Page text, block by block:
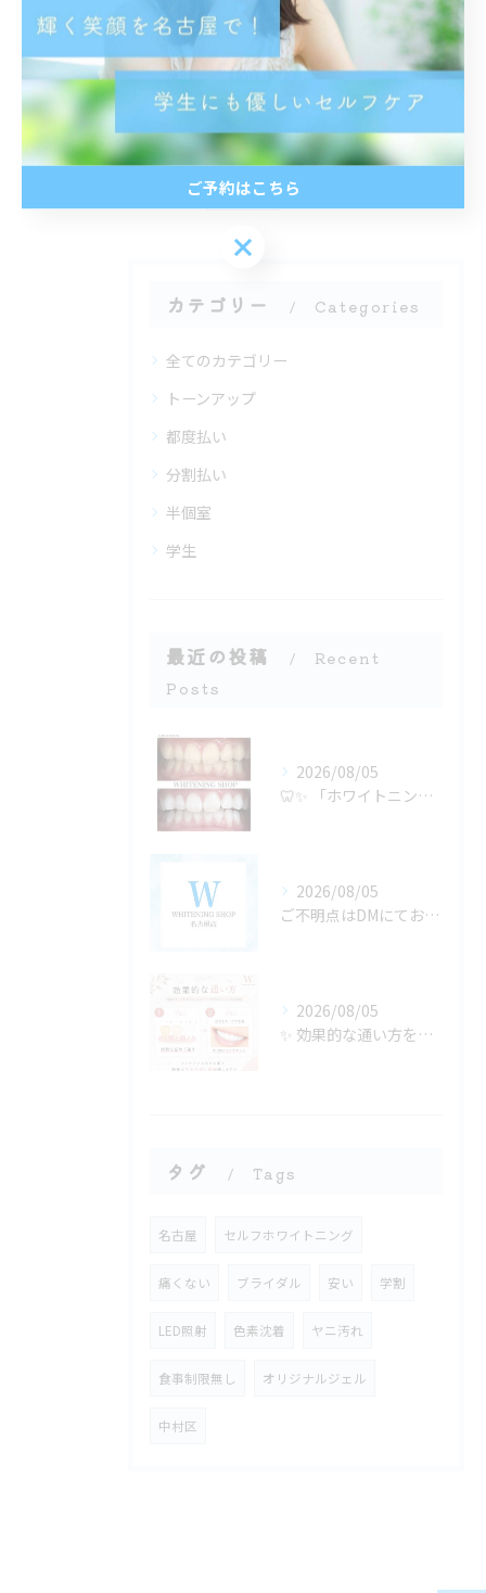
< 前のページ 一覧に戻る 次のページ >
関連タグ
#名古屋
カテゴリー Categories
全てのカテゴリー
トーンアップ
都度払い
分割払い
半個室
学生
最近の投稿
Recent
Posts
2026/08/05
🦷✨ 「ホワイトニングは若い人がするもの」だと思っていません...
2026/08/05
ご不明点はDMにてお気軽にお問い合わせください✨🩷
2026/08/05
✨ 効果的な通い方をご紹介🦷🤍
タグ Tags
名古屋 セルフホワイトニング
痛くない ブライダル 安い 学割
LED照射 色素沈着 ヤニ汚れ
食事制限無し オリジナルジェル
中村区
ご予約はこちら
ご予約はこちら